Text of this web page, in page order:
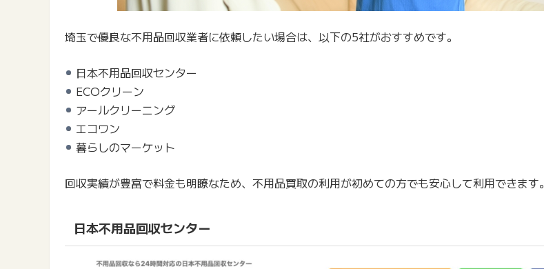
埼玉で優良な不用品回収業者に依頼したい場合は、以下の5社がおすすめです。
日本不用品回収センター
ECOクリーン
アールクリーニング
エコワン
暮らしのマーケット
回収実績が豊富で料金も明瞭なため、不用品買取の利用が初めての方でも安心して利用できます。
日本不用品回収センター